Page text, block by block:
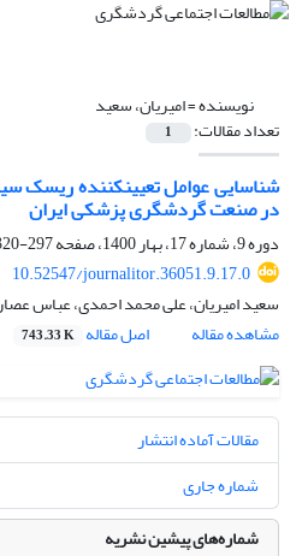
نویسنده =امیریان، سعید
تعداد مقالات: 1
شناسایی عوامل تعیین­کننده ریسک
در صنعت گردشگری پزشکی ایران
دوره 9، شماره 17، بهار 1400، صفحه
297-320
10.52547/journalitor.36051.9.17.0
سعید امیریان، علی محمد احمدی، عباس
مشاهده مقاله
اصل مقاله 743.33 K
مقالات آماده انتشار
شماره جاری
شماره‌های پیشین نشریه